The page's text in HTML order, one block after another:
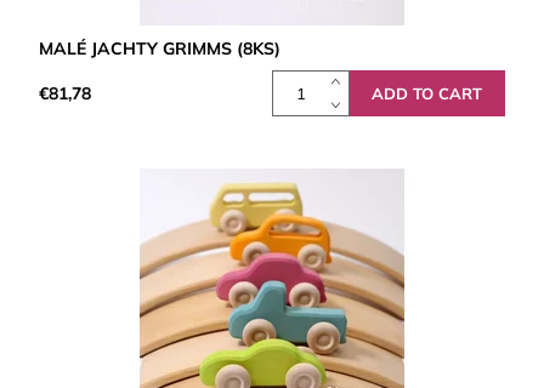
MALÉ JACHTY GRIMMS (8KS)
€81,78